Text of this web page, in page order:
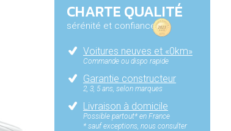
CHARTE QUALITÉ
sérénité et confiance
Voitures neuves et «0km»
Commande ou dispo rapide
Garantie constructeur
2, 3, 5 ans, selon marques
Livraison à domicile
Possible partout* en France
* sauf exceptions, nous consulter